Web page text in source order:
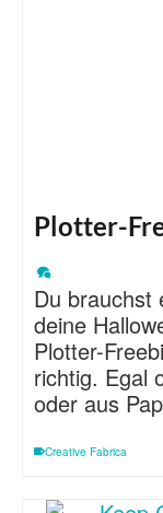
Plotter-
Du brauchst
deine
Plotter-
richtig. Egal
oder aus
Creative Fabrica